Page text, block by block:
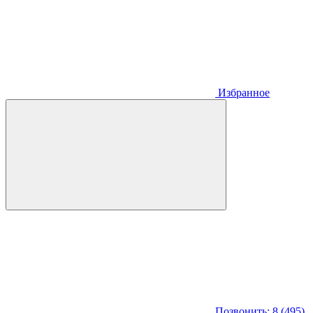
Избранное